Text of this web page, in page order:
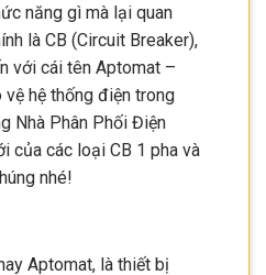
năng gì mà lại quan
là CB (Circuit Breaker),
với cái tên Aptomat –
vệ hệ thống điện trong
Nhà Phân Phối Điện
của các loại CB 1 pha và
nhé!
Aptomat, là thiết bị